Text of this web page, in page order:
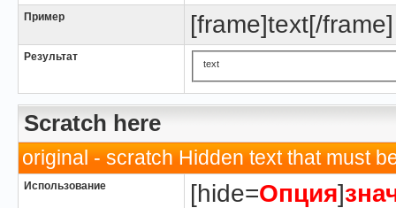
Пример [frame]text[/frame]
Результат
text
Scratch here
original - scratch Hidden text that must
Использование [hide=Опция]